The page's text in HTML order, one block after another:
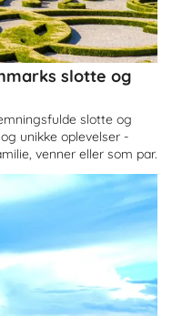
slotte og
slotte og
unikke oplevelser -
venner eller som par.